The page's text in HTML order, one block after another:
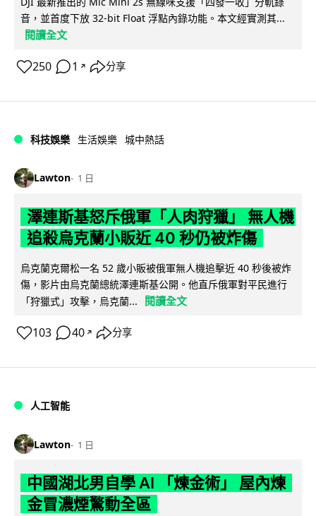
音，並首度下放 32-bit Float 浮點內錄功能。本文經實測其...
閱讀全文
250 1 ↗ 分享
科技娛樂 生活娛樂 城中熱話
Lawton 1 日
澤連斯基怒斥俄軍「人肉狩獵」 無人機
追殺烏克蘭小販近 40 秒仍被炸傷
烏克蘭克爾松一名 52 歲小販被俄軍無人機追擊近 40 秒後被炸
傷，影片由烏克蘭總統澤連斯基公開。他直斥俄軍對平民進行
「狩獵式」攻擊，烏克蘭...
閱讀全文
103 40 ↗ 分享
人工智能
Lawton 1 日
中國湖北男自學 AI 「煉金術」 屋內煉
金冒濃煙驚動全區